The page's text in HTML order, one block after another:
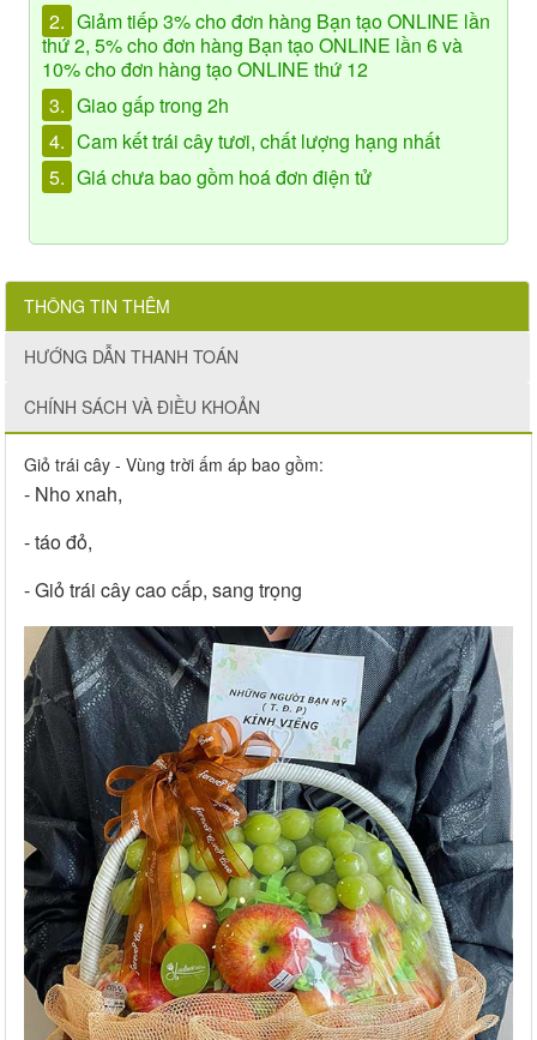
2. Giảm tiếp 3% cho đơn hàng Bạn tạo ONLINE lần
thứ 2, 5% cho đơn hàng Bạn tạo ONLINE lần 6 và
10% cho đơn hàng tạo ONLINE thứ 12
3. Giao gấp trong 2h
4. Cam kết trái cây tươi, chất lượng hạng nhất
5. Giá chưa bao gồm hoá đơn điện tử
THÔNG TIN THÊM
HƯỚNG DẪN THANH TOÁN
CHÍNH SÁCH VÀ ĐIỀU KHOẢN
Giỏ trái cây - Vùng trời ấm áp bao gồm:
- Nho xnah,
- táo đỏ,
- Giỏ trái cây cao cấp, sang trọng